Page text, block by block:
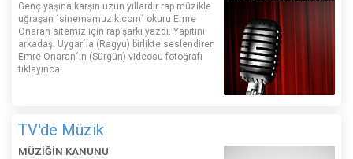
Genç yaşına karşın uzun yıllardır rap müzikle
uğraşan ´sinemamuzik.com´ okuru Emre
Onaran sitemiz için rap şarkı yazdı. Yapıtını
arkadaşı Uygar´la (Ragyu) birlikte seslendiren
Emre Onaran´ın (Sürgün) videosu fotoğrafı
tıklayınca:
TV'de Müzik
MÜZİĞİN KANUNU